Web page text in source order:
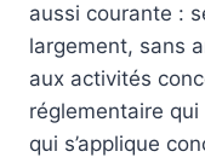
aussi courante :
largement, sans
aux activités
réglementaire
qui s’applique